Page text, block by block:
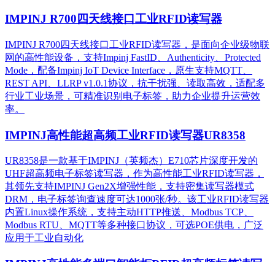
IMPINJ R700四天线接口工业RFID读写器
IMPINJ R700四天线接口工业RFID读写器，是面向企业级物联
网的高性能设备，支持Impinj FastID、Authenticity、Protected
Mode，配备Impinj IoT Device Interface，原生支持MQTT、
REST API、LLRP v1.0.1协议，抗干扰强、读取高效，适配多
行业工业场景，可精准识别电子标签，助力企业提升运营效
率。
IMPINJ高性能超高频工业RFID读写器UR8358
UR8358是一款基于IMPINJ（英频杰）E710芯片深度开发的
UHF超高频电子标签读写器，作为高性能工业RFID读写器，
其领先支持IMPINJ Gen2X增强性能，支持密集读写器模式
DRM，电子标签询查速度可达1000张/秒。该工业RFID读写器
内置Linux操作系统，支持主动HTTP推送、Modbus TCP、
Modbus RTU、MQTT等多种接口协议，可选POE供电，广泛
应用于工业自动化